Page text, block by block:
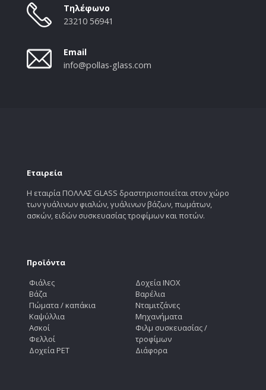
Τηλέφωνο
23210 56941
Email
info@pollas-glass.com
Εταιρεία
Η εταιρία ΠΟΛΛΑΣ GLASS δραστηριοποιείται στον χώρο
των γυάλινων φιαλών, γυάλινων βάζων, πωμάτων,
ασκών, ειδών συσκευασίας τροφίμων και ποτών.
Προϊόντα
Φιάλες
Βάζα
Πώματα / καπάκια
Καψύλλια
Ασκοί
Φελλοί
Δοχεία PET
Δοχεία INOX
Βαρέλια
Νταμιτζάνες
Μηχανήματα
Φιλμ συσκευασίας /
τροφίμων
Διάφορα